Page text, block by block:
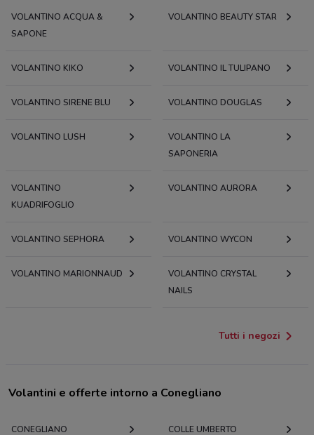
VOLANTINO ACQUA &
SAPONE
VOLANTINO BEAUTY STAR
VOLANTINO KIKO VOLANTINO IL TULIPANO
VOLANTINO SIRENE BLU VOLANTINO DOUGLAS
VOLANTINO LUSH
VOLANTINO LA
SAPONERIA
VOLANTINO
KUADRIFOGLIO
VOLANTINO AURORA
VOLANTINO SEPHORA VOLANTINO WYCON
VOLANTINO MARIONNAUD
VOLANTINO CRYSTAL
NAILS
Tutti i negozi
Volantini e offerte intorno a Conegliano
CONEGLIANO COLLE UMBERTO